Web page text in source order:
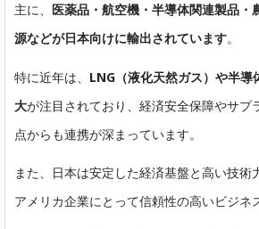
主に、 医薬品・航空機・半導体関連製品・
源などが日本向けに輸出されています。
特に近年は、 LNG（液化天然ガス）や半導
大が注目されており、経済安全保障やサプ
点からも連携が深まっています。
また、日本は安定した経済基盤と高い技術
アメリカ企業にとって信頼性の高いビジネ